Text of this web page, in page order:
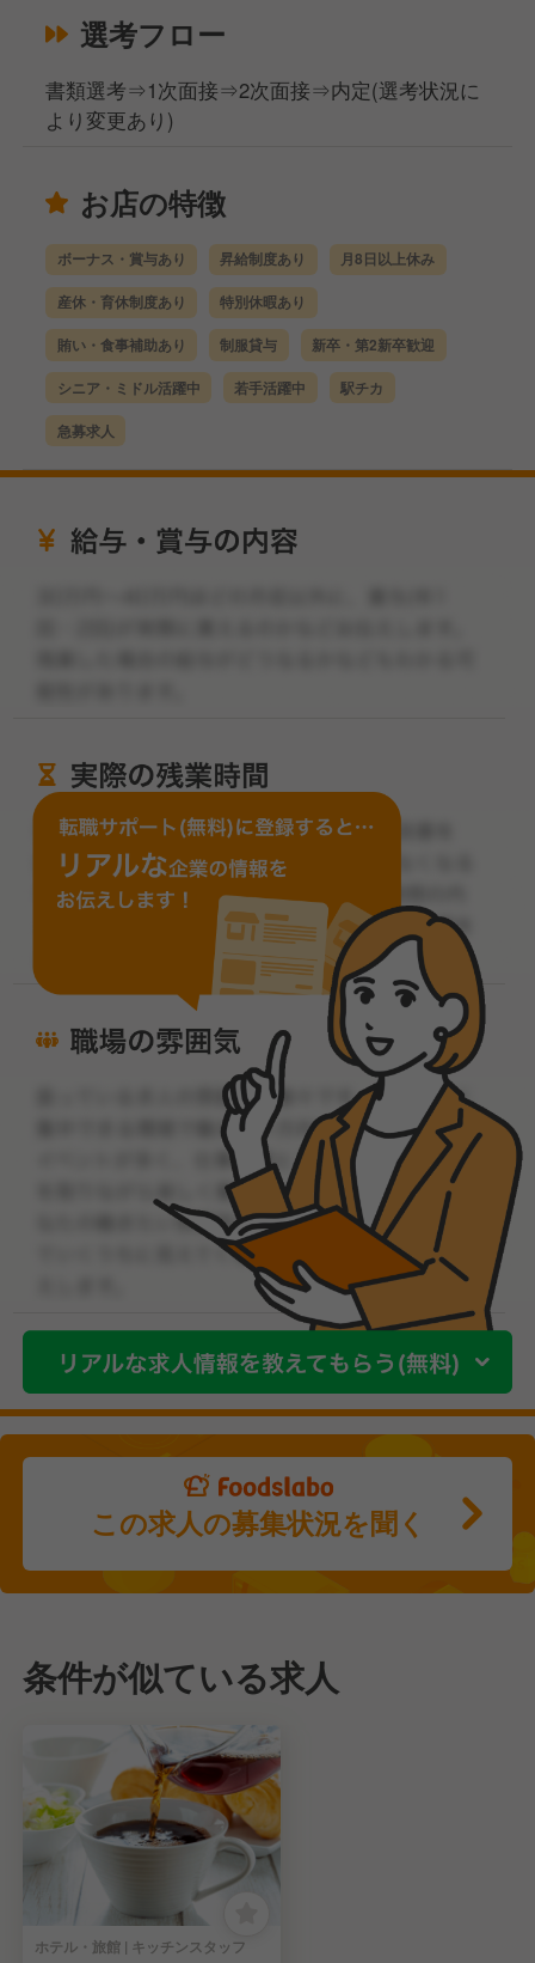
選考フロー
書類選考⇒1次面接⇒2次面接⇒内定(選考状況に
より変更あり)
お店の特徴
ボーナス・賞与あり 昇給制度あり 月8日以上休み
産休・育休制度あり 特別休暇あり
賄い・食事補助あり 制服貸与 新卒・第2新卒歓迎
シニア・ミドル活躍中 若手活躍中 駅チカ
急募求人
この求人の募集状況を聞く
条件が似ている求人
ホテル・旅館 | キッチンスタッフ